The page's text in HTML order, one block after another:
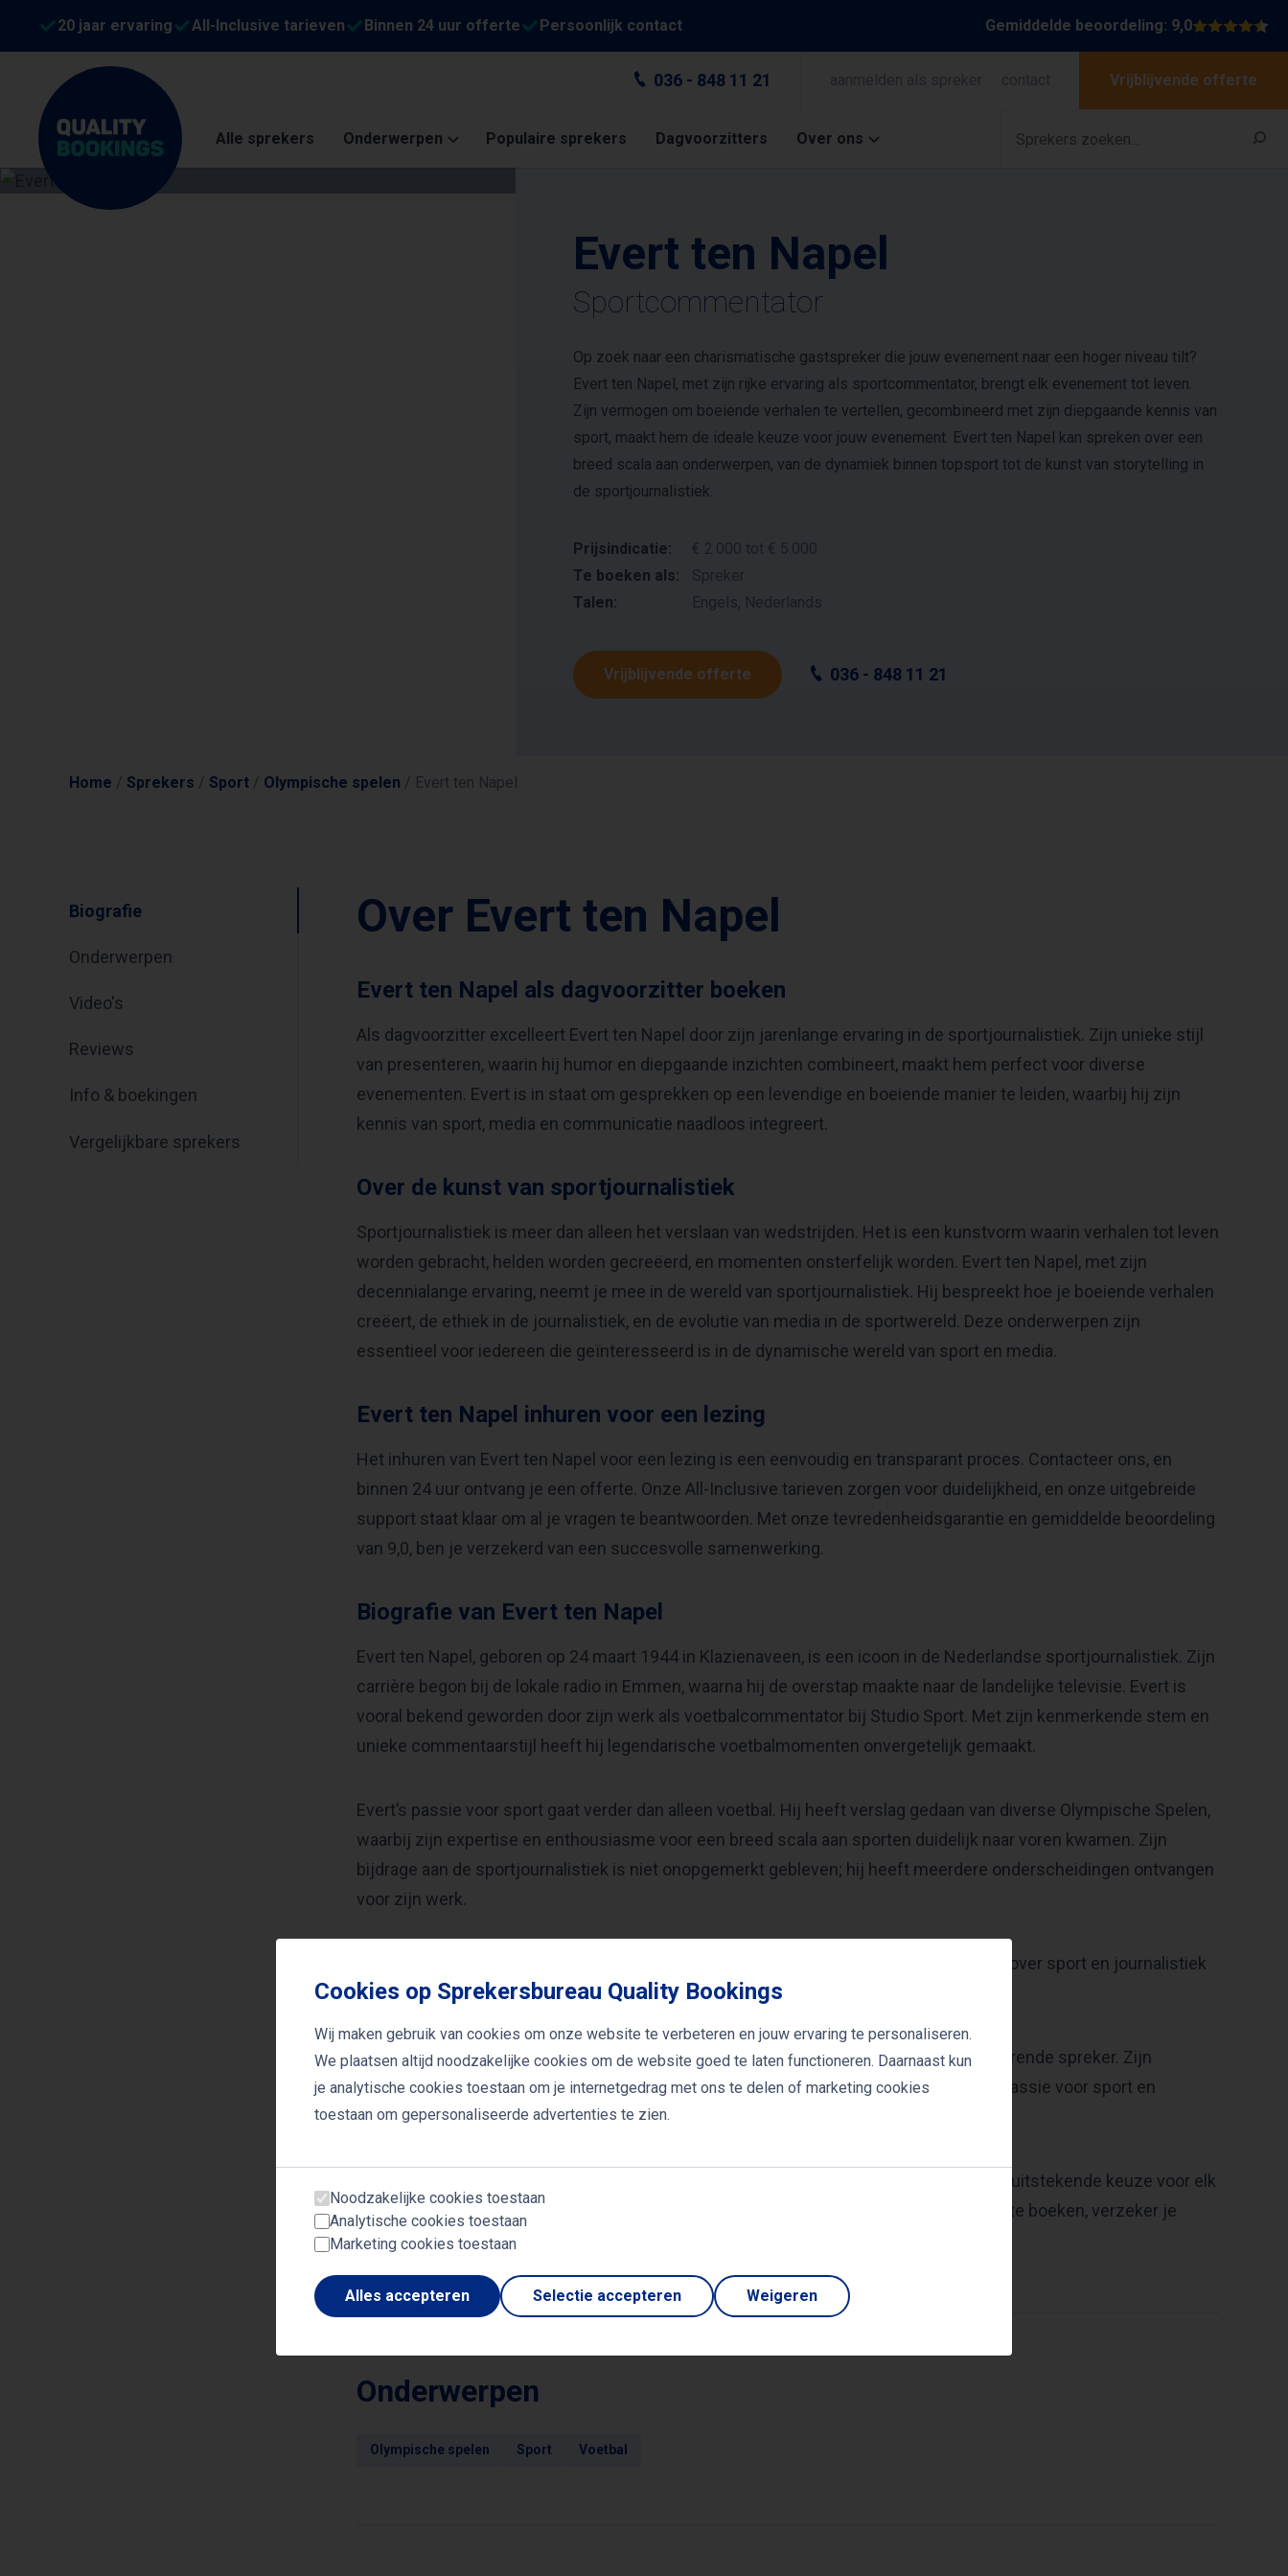
20 jaar ervaring All-Inclusive tarieven Binnen 24 uur offerte Persoonlijk contact Gemiddelde beoordeling: 9,0
036 - 848 11 21 Vrijblijvende offerte
Alle sprekers Onderwerpen Populaire sprekers Dagvoorzitters Over ons
Evert ten Napel
Sportcommentator
Op zoek naar een charismatische gastspreker die jouw evenement naar een hoger niveau tilt?
Evert ten Napel, met zijn rijke ervaring als sportcommentator, brengt elk evenement tot leven.
Zijn vermogen om boeiende verhalen te vertellen, gecombineerd met zijn diepgaande kennis van
sport, maakt hem de ideale keuze voor jouw evenement. Evert ten Napel kan spreken over een
breed scala aan onderwerpen, van de dynamiek binnen topsport tot de kunst van storytelling in
de sportjournalistiek.
Prijsindicatie:
€ 2.000 tot € 5.000
Te boeken als:
Talen:
Vrijblijvende offerte 036 - 848 11 21
Home / Sprekers / Sport / Olympische spelen / Evert ten Napel
Biografie
Onderwerpen
Video's
Reviews
Info & boekingen
Vergelijkbare sprekers
Over Evert ten Napel
Evert ten Napel als dagvoorzitter boeken
Als dagvoorzitter excelleert Evert ten Napel door zijn jarenlange ervaring in de sportjournalistiek. Zijn unieke stijl
van presenteren, waarin hij humor en diepgaande inzichten combineert, maakt hem perfect voor diverse
evenementen. Evert is in staat om gesprekken op een levendige en boeiende manier te leiden, waarbij hij zijn
kennis van sport, media en communicatie naadloos integreert.
Over de kunst van sportjournalistiek
Sportjournalistiek is meer dan alleen het verslaan van wedstrijden. Het is een kunstvorm waarin verhalen tot leven
worden gebracht, helden worden gecreëerd, en momenten onsterfelijk worden. Evert ten Napel, met zijn
decennialange ervaring, neemt je mee in de wereld van sportjournalistiek. Hij bespreekt hoe je boeiende verhalen
creëert, de ethiek in de journalistiek, en de evolutie van media in de sportwereld. Deze onderwerpen zijn
essentieel voor iedereen die geïnteresseerd is in de dynamische wereld van sport en media.
Evert ten Napel inhuren voor een lezing
Het inhuren van Evert ten Napel voor een lezing is een eenvoudig en transparant proces. Contacteer ons, en
binnen 24 uur ontvang je een offerte. Onze All-Inclusive tarieven zorgen voor duidelijkheid, en onze uitgebreide
support staat klaar om al je vragen te beantwoorden. Met onze tevredenheidsgarantie en gemiddelde beoordeling
van 9,0, ben je verzekerd van een succesvolle samenwerking.
Biografie van Evert ten Napel
Evert ten Napel, geboren op 24 maart 1944 in Klazienaveen, is een icoon in de Nederlandse sportjournalistiek. Zijn
carrière begon bij de lokale radio in Emmen, waarna hij de overstap maakte naar de landelijke televisie. Evert is
vooral bekend geworden door zijn werk als voetbalcommentator bij Studio Sport. Met zijn kenmerkende stem en
unieke commentaarstijl heeft hij legendarische voetbalmomenten onvergetelijk gemaakt.
Evert’s passie voor sport gaat verder dan alleen voetbal. Hij heeft verslag gedaan van diverse Olympische Spelen,
waarbij zijn expertise en enthousiasme voor een breed scala aan sporten duidelijk naar voren kwamen. Zijn
bijdrage aan de sportjournalistiek is niet onopgemerkt gebleven; hij heeft meerdere onderscheidingen ontvangen
voor zijn werk.
Naast zijn journalistieke carrière is Evert ook actief geweest als schrijver. Zijn boeken over sport en journalistiek
geven een uniek inzicht in de wereld achter de schermen van de sportmedia.
Evert is niet alleen een gerespecteerd commentator en schrijver, maar ook een inspirerende spreker. Zijn
verhalen en ervaringen zijn een bron van inspiratie voor velen. Zijn vermogen om zijn passie voor sport en
journalistiek over te brengen, maakt hem een gewilde spreker op evenementen.
Met zijn rijke carrière en diepgaande kennis van sport en media, is Evert ten Napel een uitstekende keuze voor elk
evenement dat op zoek is naar een boeiende en ervaren spreker. Door Evert ten Napel te boeken, verzeker je
jezelf van een evenement dat zowel informatief als inspirerend zal zijn.
Onderwerpen
Olympische spelen Sport Voetbal
Cookies op Sprekersbureau Quality Bookings
Wij maken gebruik van cookies om onze website te verbeteren en jouw ervaring te personaliseren.
We plaatsen altijd noodzakelijke cookies om de website goed te laten functioneren. Daarnaast kun
je analytische cookies toestaan om je internetgedrag met ons te delen of marketing cookies
toestaan om gepersonaliseerde advertenties te zien.
Noodzakelijke cookies toestaan
Analytische cookies toestaan
Marketing cookies toestaan
Alles accepteren Selectie accepteren Weigeren